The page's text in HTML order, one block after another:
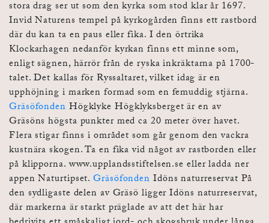
stora drag ser ut som den kyrka som stod klar år 1697.
Invid Naturens tempel på kyrkogården finns ett rastbord
där du kan ta en paus eller fika. I den örtrika
Klockarhagen nedanför kyrkan finns ett minne som,
enligt sägnen, härrör från de ryska inkräktarna på 1700-
talet. Det kallas för Ryssaltaret, vilket idag är en
upphöjning i marken formad som en femuddig stjärna.
Gräsöfonden Högklyke Högklyksberget är en av
Gräsöns högsta punkter med ca 20 meter över havet.
Flera stigar finns i området som går genom den vackra
kustnära skogen. Ta en fika vid något av rastborden eller
på klipporna. www.upplandsstiftelsen.se eller ladda ner
appen Naturtipset.Gräsöfonden Idöns naturreservat På
den sydligaste delen av Gräsö ligger Idöns naturreservat,
där markerna är starkt präglade av att det här har